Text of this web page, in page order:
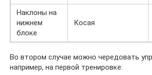
Наклоны на
нижнем
блоке
Косая
Во втором случае можно чередовать
например, на первой тренировке: